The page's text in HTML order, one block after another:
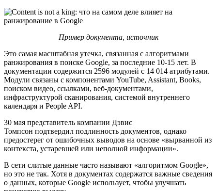
Пример документа, источник
Это самая масштабная утечка, связанная с алгоритмами
ранжирования в поиске Google, за последние 10-15 лет. В
документации содержится 2596 модулей с 14 014 атрибутами.
Модули связаны с компонентами YouTube, Assistant, Books,
поиском видео, ссылками, веб-документами,
инфраструктурой сканирования, системой внутреннего
календаря и People API.
30 мая представитель компании Дэвис
Томпсон подтвердил подлинность документов, однако
предостерег от ошибочных выводов на основе «вырванной из
контекста, устаревшей или неполной информации».
В сети слитые данные часто называют «алгоритмом Google»,
но это не так. Хотя в документах содержатся важные сведения
о данных, которые Google использует, чтобы улучшать